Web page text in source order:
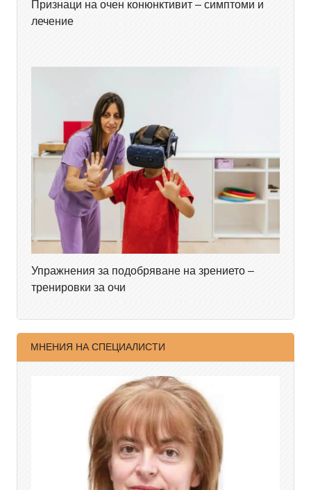
Признаци на очен конюнктивит – симптоми и
лечение
Упражнения за подобряване на зрението –
тренировки за очи
МНЕНИЯ НА СПЕЦИАЛИСТИ